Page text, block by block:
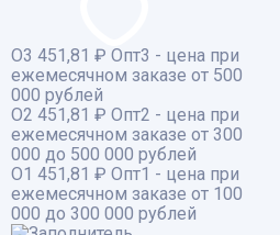
О3 451,81 ₽ Опт3 - цена при
ежемесячном заказе от 500
000 рублей
О2 451,81 ₽ Опт2 - цена при
ежемесячном заказе от 300
000 до 500 000 рублей
О1 451,81 ₽ Опт1 - цена при
ежемесячном заказе от 100
000 до 300 000 рублей